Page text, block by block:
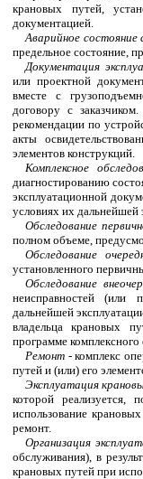
крановых путей,
документацией.
Аварийное состояние
предельное состояние,
Документация
или проектной
вместе с
договору с
рекомендации по
акты
элементов конструкций.
Комплексное
диагностированию
эксплуатационной
условиях их дальнейшей
Обследование
полном объеме,
Обследование
установленного
Обследование
неисправностей (или
дальнейшей
владельца крановых
программе комплексного
Ремонт -комплекс
путей и (или) его
Эксплуатация
которой реализуется,
использование
ремонт.
Организация
обслуживания), в
крановых путей при